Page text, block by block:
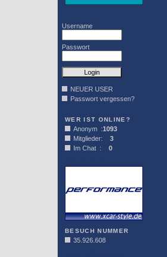
Username
Passwort
NEUER USER
Passwort vergessen?
WER IST ONLINE?
Anonym :1093
Mitglieder: 3
Im Chat : 0
BESUCH NUMMER
35.926.608